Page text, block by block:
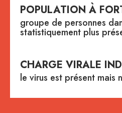
POPULATION À
groupe de personnes
statistiquement plus
CHARGE VIRALE
le virus est présent mais